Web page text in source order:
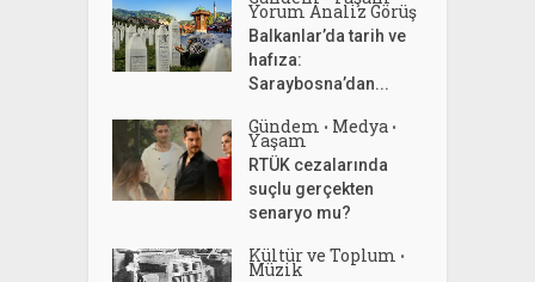
Yorum Analiz Görüş
Balkanlar’da tarih ve
hafıza:
Saraybosna’dan...
Gündem • Medya •
Yaşam
RTÜK cezalarında
suçlu gerçekten
senaryo mu?
Kültür ve Toplum •
Müzik